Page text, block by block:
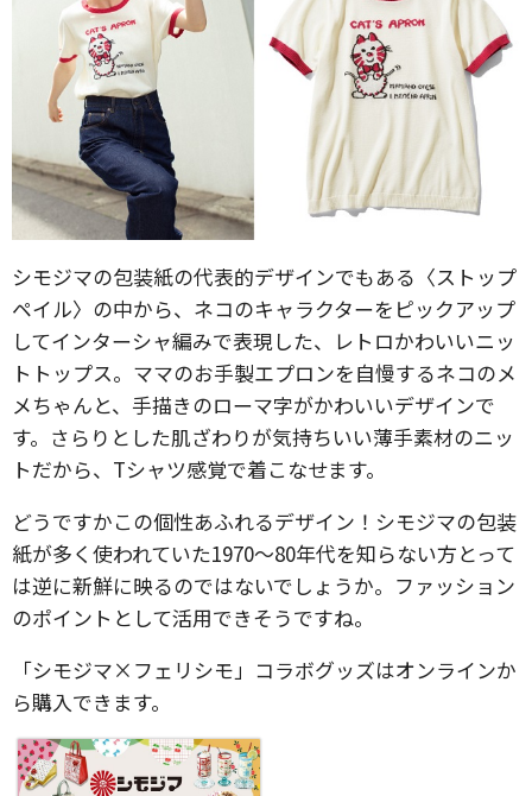
シモジマの包装紙の代表的デザインでもある〈ストップ
ペイル〉の中から、ネコのキャラクターをピックアップ
してインターシャ編みで表現した、レトロかわいいニッ
トトップス。ママのお手製エプロンを自慢するネコのメ
メちゃんと、手描きのローマ字がかわいいデザインで
す。さらりとした肌ざわりが気持ちいい薄手素材のニッ
トだから、Tシャツ感覚で着こなせます。
どうですかこの個性あふれるデザイン！シモジマの包装
紙が多く使われていた1970～80年代を知らない方とって
は逆に新鮮に映るのではないでしょうか。ファッション
のポイントとして活用できそうですね。
「シモジマ×フェリシモ」コラボグッズはオンラインか
ら購入できます。